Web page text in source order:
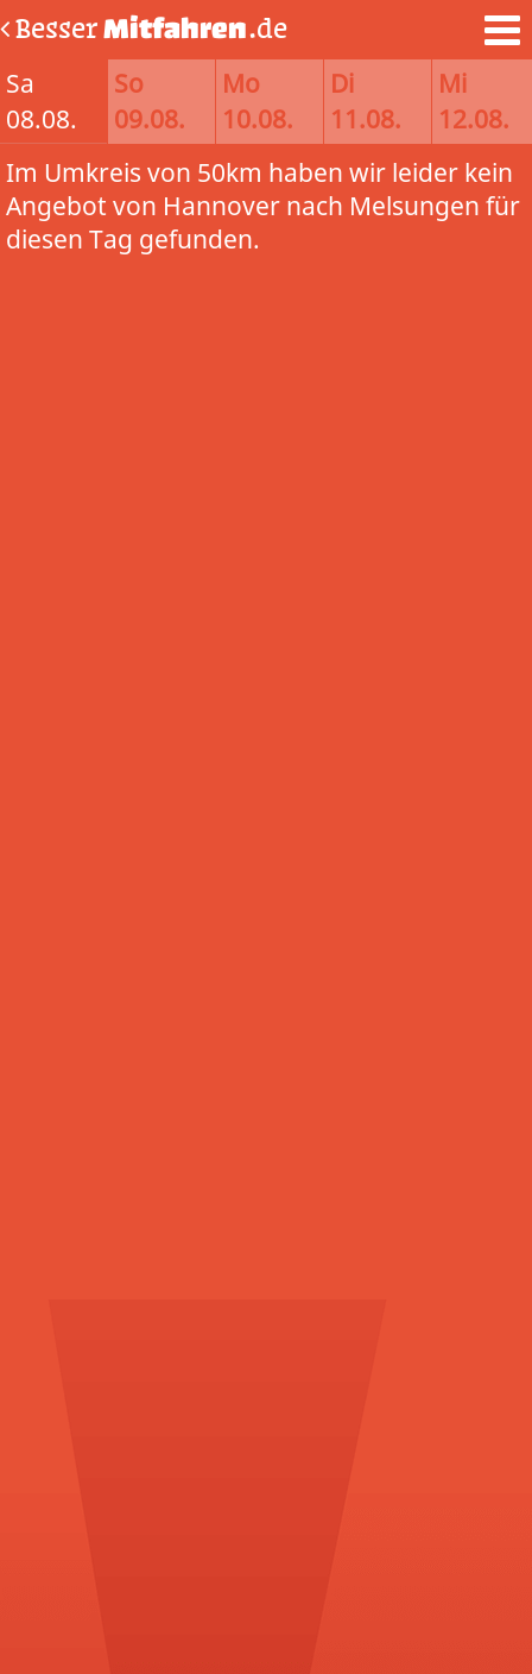
BesserMitfahren.de
Sa
08.08.
So
09.08.
Mo
10.08.
Di
11.08.
Mi
12.08.
Im Umkreis von 50km haben wir leider kein
Angebot von Hannover nach Melsungen für
diesen Tag gefunden.